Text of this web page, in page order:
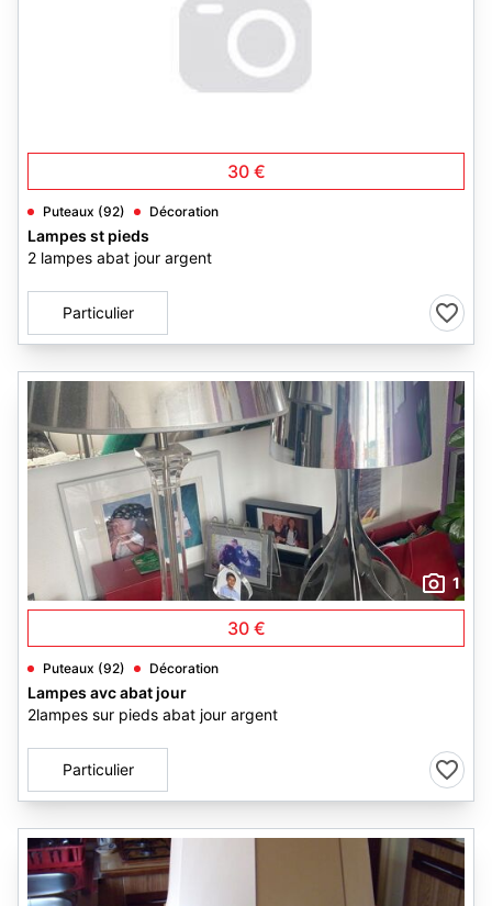
30 €
Puteaux (92) Décoration
Lampes st pieds
2 lampes abat jour argent
Particulier
1
30 €
Puteaux (92) Décoration
Lampes avc abat jour
2lampes sur pieds abat jour argent
Particulier